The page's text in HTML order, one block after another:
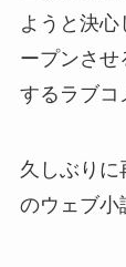
ようと決
ープンさせ
するラブコ
久しぶりに
のウェブ小